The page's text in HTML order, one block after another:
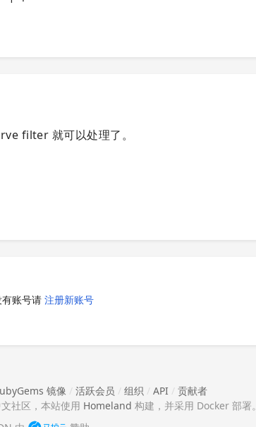
filter 就可以处理了。
账号请 注册新账号
镜像 / 活跃会员 / 组织 / API / 贡献者
社区，本站使用 Homeland 构建，并采用 Docker 部署。